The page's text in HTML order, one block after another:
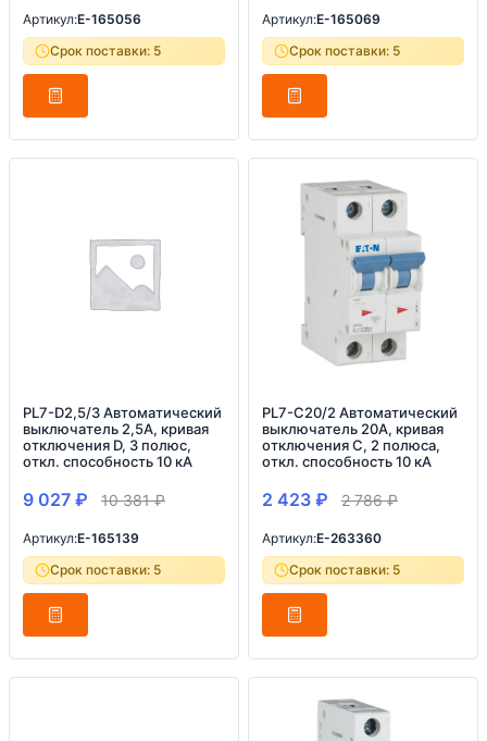
Артикул:E-165056
Срок поставки: 5
Артикул:E-165069
Срок поставки: 5
PL7-D2,5/3 Автоматический
выключатель 2,5А, кривая
отключения D, 3 полюс,
откл. способность 10 кА
9 027 ₽ 10 381₽
Артикул:E-165139
Срок поставки: 5
PL7-C20/2 Автоматический
выключатель 20А, кривая
отключения С, 2 полюса,
откл. способность 10 кА
2 423 ₽ 2 786₽
Артикул:E-263360
Срок поставки: 5